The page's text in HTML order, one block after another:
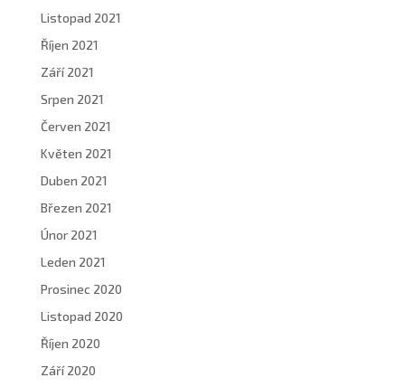
Listopad 2021
Říjen 2021
Září 2021
Srpen 2021
Červen 2021
Květen 2021
Duben 2021
Březen 2021
Únor 2021
Leden 2021
Prosinec 2020
Listopad 2020
Říjen 2020
Září 2020